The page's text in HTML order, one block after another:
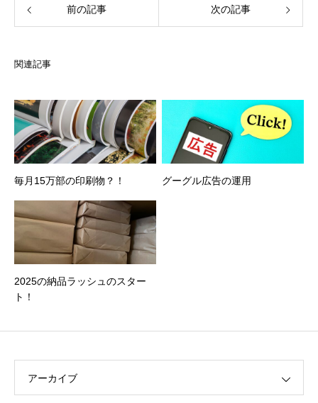
前の記事 次の記事
関連記事
毎月15万部の印刷物？！ グーグル広告の運用
2025の納品ラッシュのスター
ト！
アーカイブ